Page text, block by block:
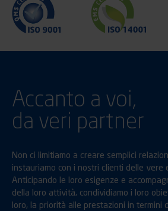
Accanto a voi,
da veri partner
Non ci limitiamo a creare semplici
instauriamo con i nostri clienti delle vere
Anticipando le loro esigenze e
della loro attività, condividiamo i loro
loro, la priorità alle prestazioni in termini